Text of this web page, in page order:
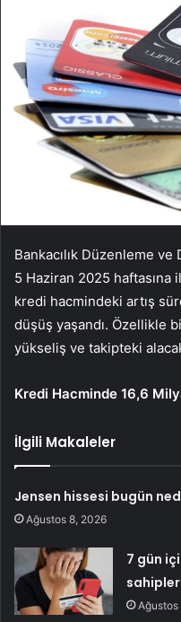
Bankacılık Düzenleme
5 Haziran 2025 haftasına
kredi hacmindeki artış
düşüş yaşandı. Özellikle
yükseliş ve takipteki
Kredi Hacminde 16,6
İlgili Makaleler
Jensen hissesi bugün
Ağustos 8, 2026
7 gün
Ağustos